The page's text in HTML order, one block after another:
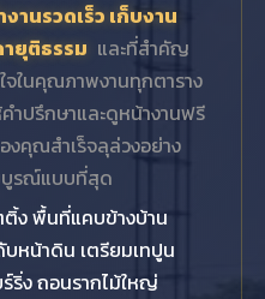
งานรวดเร็ว เก็บงาน
ายุติธรรม และที่สำคัญ
จในคุณภาพงานทุกตาราง
ำปรึกษาและดูหน้างานฟรี
งคุณสำเร็จลุล่วงอย่าง
รณ์แบบที่สุด
ง พื้นที่แคบข้างบ้าน
บหน้าดิน เตรียมเทปูน
ริ่ง ถอนรากไม้ใหญ่